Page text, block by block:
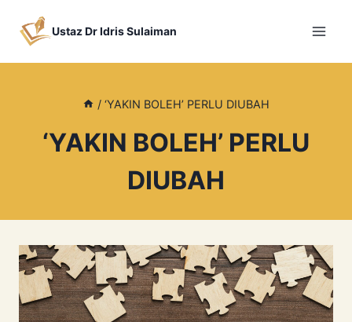
Ustaz Dr Idris Sulaiman
/ ‘YAKIN BOLEH’ PERLU DIUBAH
‘YAKIN BOLEH’ PERLU
DIUBAH